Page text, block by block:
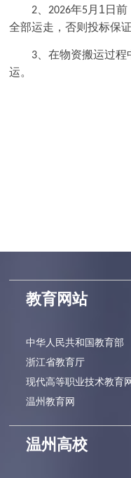
2 2026年5月 1 日
全部运走，否则投标保
3 、在物资搬运过
运。
教育网站
中华人民共和国教育部
浙江省教育厅
现代高等职业技术教育
温州教育网
温州高校